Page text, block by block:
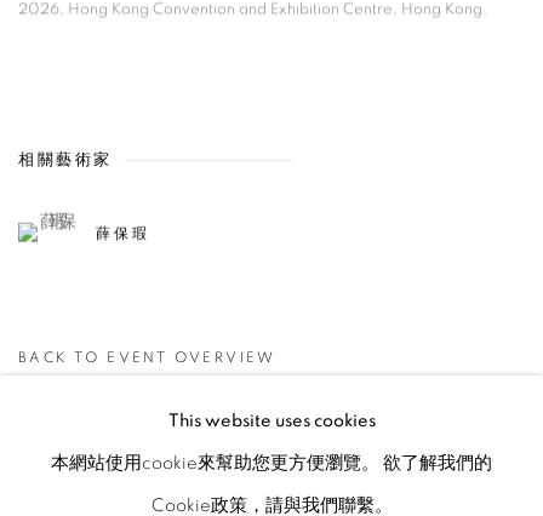
2026 Hong Kong Convention and Exhibition Centre Hong Kong.
相關藝術家
薛保瑕
BACK TO EVENT OVERVIEW
MANAGE COOKIES
This website uses cookies
本網站使用cookie來幫助您更方便瀏覽。 欲了解我們的
Cookie政策，請與我們聯繫。